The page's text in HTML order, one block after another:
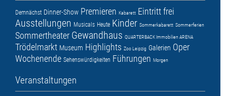
Demnächst Dinner-Show Premieren Kabarett Eintritt frei
Ausstellungen Musicals Heute Kinder Sommerkabarett Sommerferien
Sommertheater Gewandhaus QUARTERBACK Immobilien ARENA
Trödelmarkt Museum Highlights Zoo Leipzig Galerien Oper
Wochenende Sehenswürdigkeiten Führungen Morgen
Veranstaltungen